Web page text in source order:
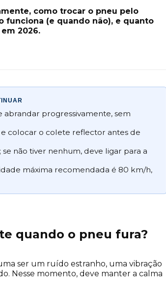
como trocar o pneu pelo
funciona (e quando não), e quanto
2026.
abrandar progressivamente, sem
colocar o colete reflector antes de
não tiver nenhum, deve ligar para a
máxima recomendada é 80 km/h,
quando o pneu fura?
ser um ruído estranho, uma vibração
Nesse momento, deve manter a calma